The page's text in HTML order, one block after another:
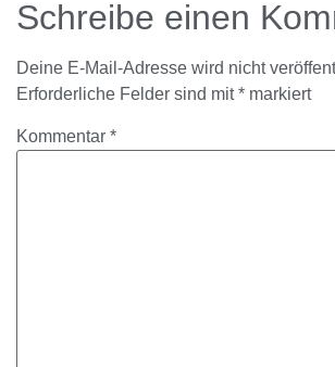
Schreibe einen
Deine E-Mail-Adresse wird nicht
Erforderliche Felder sind mit* markiert
Kommentar *